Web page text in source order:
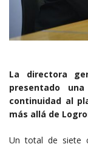
La directora
presentado
continuidad al
más allá de
Un total de siete